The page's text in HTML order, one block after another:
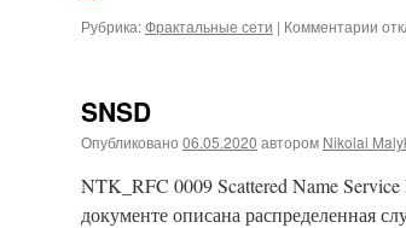
Рубрика:Фрактальные сети | Комментарии к
SNSD
Опубликовано 06.05.2020 автором Nikolai
NTK_RFC 0009 Scattered Name
документе описана распределенная